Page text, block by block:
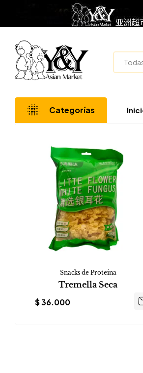
Categorías
Snacks de Proteína
Tremella Seca
$36.000